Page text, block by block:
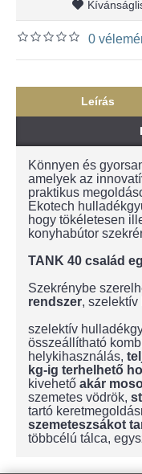
0
Leírás
Könnyen és
amelyek az
praktikus
Ekotech
hogy tökéletesen
konyhabútor
TANK 40 család
Szekrénybe
rendszer, szelektív
szelektív
összeállítható
helykihasználás,
kg-ig terhelhető
kivehető akár
szemetes vödrök,
tartó
szemeteszsákot
többcélú tálca,